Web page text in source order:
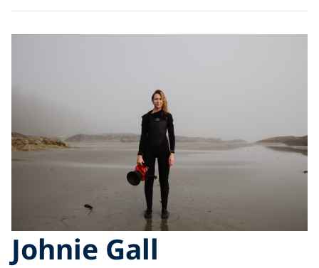
Johnie Gall